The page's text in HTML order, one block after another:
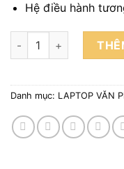
Hệ điều hành
Laptop Dell 7450 (I5
Danh mục: LAPTOP VĂN